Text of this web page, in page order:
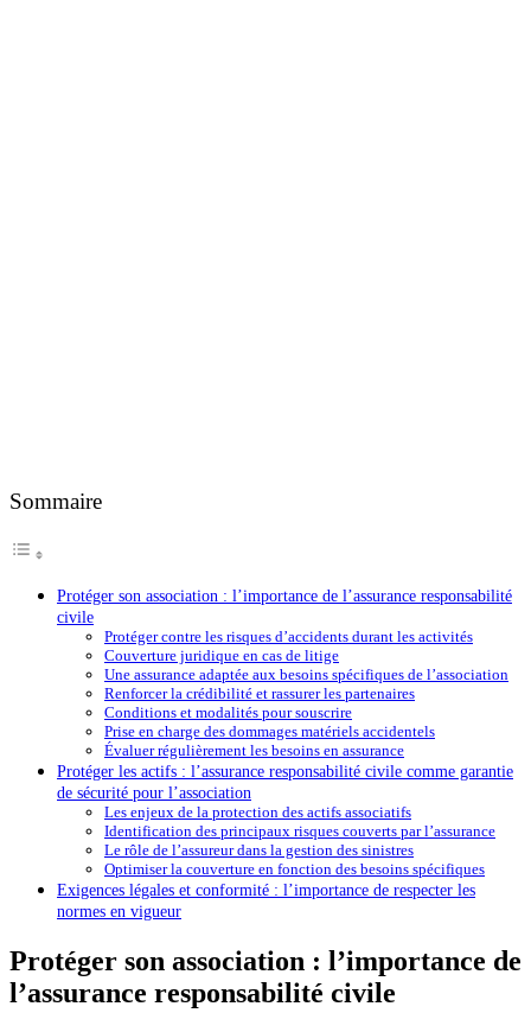
Sommaire
Protéger son association : l’importance de l’assurance responsabilité
civile
Protéger contre les risques d’accidents durant les activités
Couverture juridique en cas de litige
Une assurance adaptée aux besoins spécifiques de l’association
Renforcer la crédibilité et rassurer les partenaires
Conditions et modalités pour souscrire
Prise en charge des dommages matériels accidentels
Évaluer régulièrement les besoins en assurance
Protéger les actifs : l’assurance responsabilité civile comme garantie
de sécurité pour l’association
Les enjeux de la protection des actifs associatifs
Identification des principaux risques couverts par l’assurance
Le rôle de l’assureur dans la gestion des sinistres
Optimiser la couverture en fonction des besoins spécifiques
Exigences légales et conformité : l’importance de respecter les
normes en vigueur
Protéger son association : l’importance de
l’assurance responsabilité civile